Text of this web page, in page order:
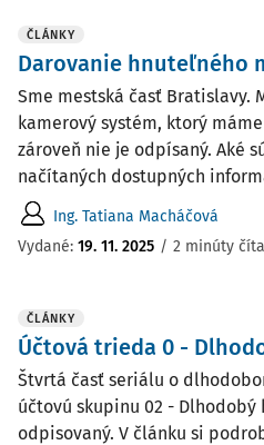
ČLÁNKY
Darovanie hnuteľného
Sme mestská časť Bratislavy.
kamerový systém, ktorý
zároveň nie je odpísaný. Aké
načítaných dostupných
Ing. Tatiana Macháčová
Vydané: 19. 11. 2025 / 2 minúty
ČLÁNKY
Účtová trieda 0 -
Štvrtá časť seriálu o
účtovú skupinu 02 -
odpisovaný. V článku si